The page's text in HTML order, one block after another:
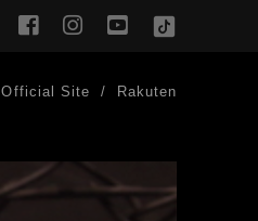
twitterfacebookinstagram
youtube
TikTok
Official Site Rakuten